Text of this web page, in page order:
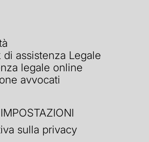
di assistenza Legale
legale online
avvocati
sulla privacy